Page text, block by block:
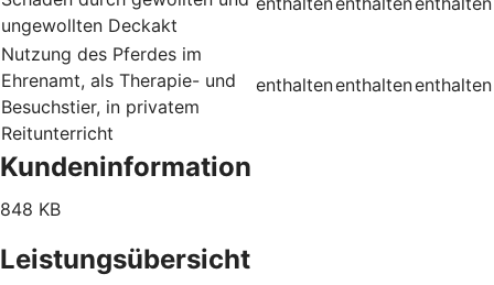
ungewollten Deckakt
Nutzung des Pferdes im
Ehrenamt, als Therapie- und
Besuchstier, in privatem
Reitunterricht
enthaltenenthaltenenthalten
Kundeninformation
848 KB
Leistungsübersicht